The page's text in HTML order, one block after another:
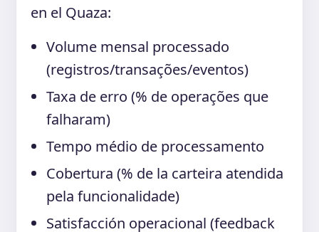
en el Quaza:
Volume mensal processado
(registros/transações/eventos)
Taxa de erro (% de operações que
falharam)
Tempo médio de processamento
Cobertura (% de la carteira atendida
pela funcionalidade)
Satisfacción operacional (feedback